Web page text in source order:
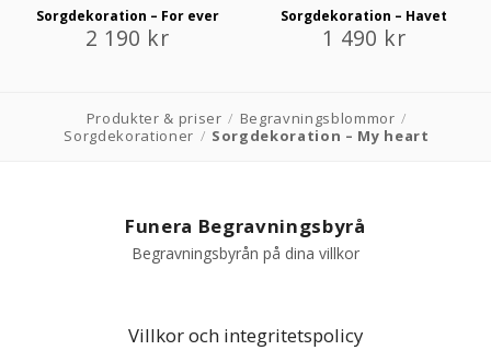
Sorgdekoration – For ever
2 190 kr
Sorgdekoration – Havet
1 490 kr
Produkter & priser / Begravningsblommor /
Sorgdekorationer / Sorgdekoration – My heart
Funera Begravningsbyrå
Begravningsbyrån på dina villkor
Villkor och integritetspolicy